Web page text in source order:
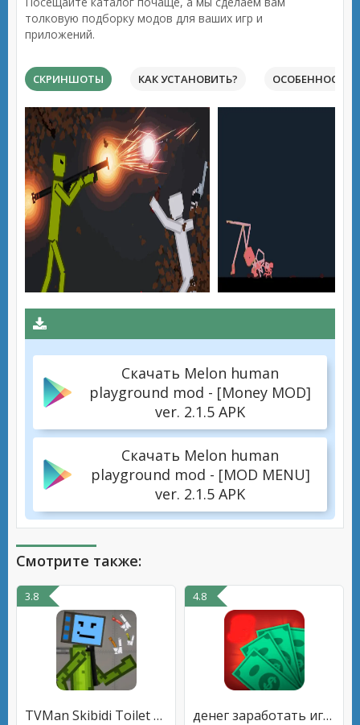
толковую подборку модов для ваших игр и
приложений.
СКРИНШОТЫ КАК УСТАНОВИТЬ? ОСОБЕННОСТИ
Скачать Melon human
playground mod - [Money MOD]
ver. 2.1.5 APK
Скачать Melon human
playground mod - [MOD MENU]
ver. 2.1.5 APK
Смотрите также:
3.8
TVMan Skibidi Toilet Melon Mod
4.8
денег заработать игра